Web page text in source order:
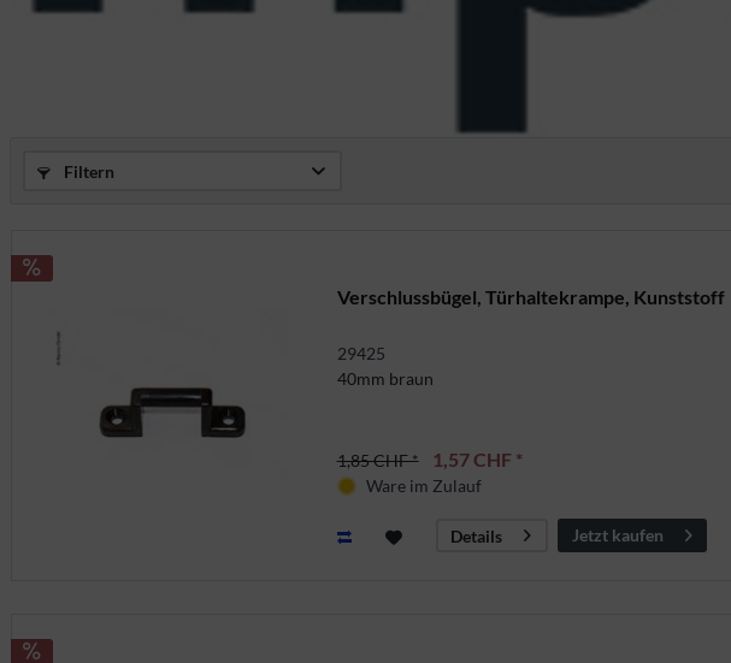
Filtern
Verschlussbügel, Türhaltekrampe, Kunststoff
29425
40mm braun
1,85 CHF * 1,57 CHF *
Ware im Zulauf
Details Jetzt kaufen